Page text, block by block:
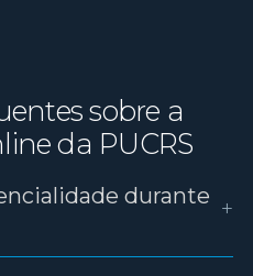
sobre a
da PUCRS
durante +